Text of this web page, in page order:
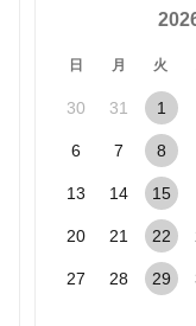
日 月 火
30 31 1
6 7 8
13 14 15
20 21 22
27 28 29